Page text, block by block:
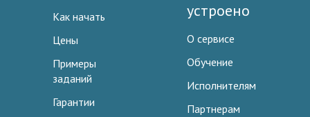
Как начать
Цены
Примеры
заданий
Гарантии
устроено
О сервисе
Обучение
Исполнителям
Партнерам